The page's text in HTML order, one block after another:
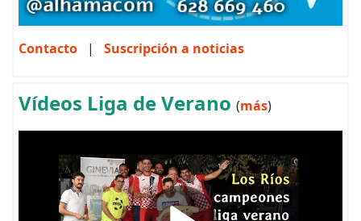
Contacto | Suscripción a noticias
Vídeos Liga de Verano (más)